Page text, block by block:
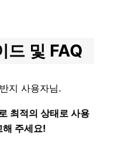
드 및 FAQ
지 사용자님.
최적의 상태로 사용
해 주세요!